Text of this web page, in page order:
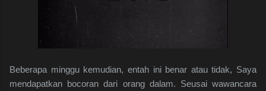
Beberapa minggu kemudian, entah ini benar atau tidak, Saya
mendapatkan bocoran dari orang dalam. Seusai wawancara